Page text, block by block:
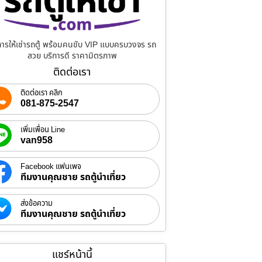
รให้เช่ารถตู้ พร้อมคนขับ VIP แบบครบวงจร รถ
สวย บริการดี ราคามิตรภาพ
ติดต่อเรา
ติดต่อเรา คลิก
081-875-2547
เพิ่มเพื่อน Line
van958
Facebook แฟนเพจ
ทีมงานคุณชาย รถตู้นำเที่ยว
ส่งข้อความ
ทีมงานคุณชาย รถตู้นำเที่ยว
แชร์หน้านี้